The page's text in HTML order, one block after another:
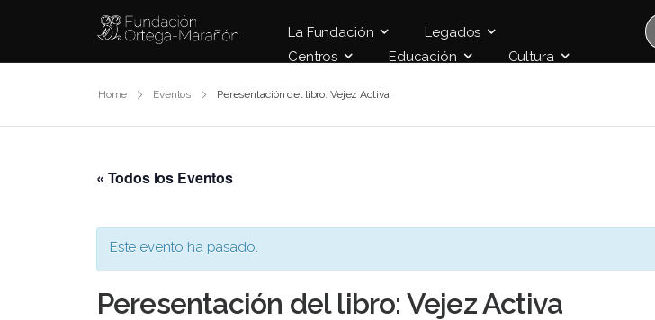
La Fundación
Legados
Centros
Educación Cultura
Home Eventos Peresentación del libro: Vejez Activa
« Todos los Eventos
Este evento ha pasado.
Peresentación del libro: Vejez Activa